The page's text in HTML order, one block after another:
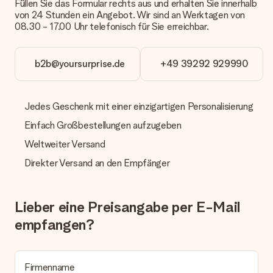
Päckchen versendet. Möchtest du wissen, ob es als Paket
oder Päckchen geliefert wird, kontaktiere bitte unseren
Kundenservice.
Zahlung
Wie kann ich meine Bestellung bezahlen?
Kreditkarte oder auf Rechnung über Klarna. Bei einer
manuellen Überweisung verlängert sich die Lieferzeit des
Geschenks jedoch um 3 Werktage.
Geschenk empfangen
Sollte das Geschenk wider Erwarten deine Erwartungen nicht
erfüllen, bitten wir dich, unseren Kundenservice zu
kontaktieren. Dort wird dir umgehend ein passender
Lösungsvorschlag unterbreitet.
Wird die Rechnung mit der Bestellung mitverschickt?
Alle Lieferungen erfolgen ohne Rechnung und/oder
Füllen Sie das Formular rechts aus und erhalten Sie innerhalb
von 24 Stunden ein Angebot. Wir sind an Werktagen von
08.30 - 17.00 Uhr telefonisch für Sie erreichbar.
b2b@yoursurprise.de +49 39292 929990
Jedes Geschenk mit einer einzigartigen Personalisierung
Einfach Großbestellungen aufzugeben
Weltweiter Versand
Direkter Versand an den Empfänger
Lieber eine Preisangabe per E-Mail
empfangen?
Firmenname